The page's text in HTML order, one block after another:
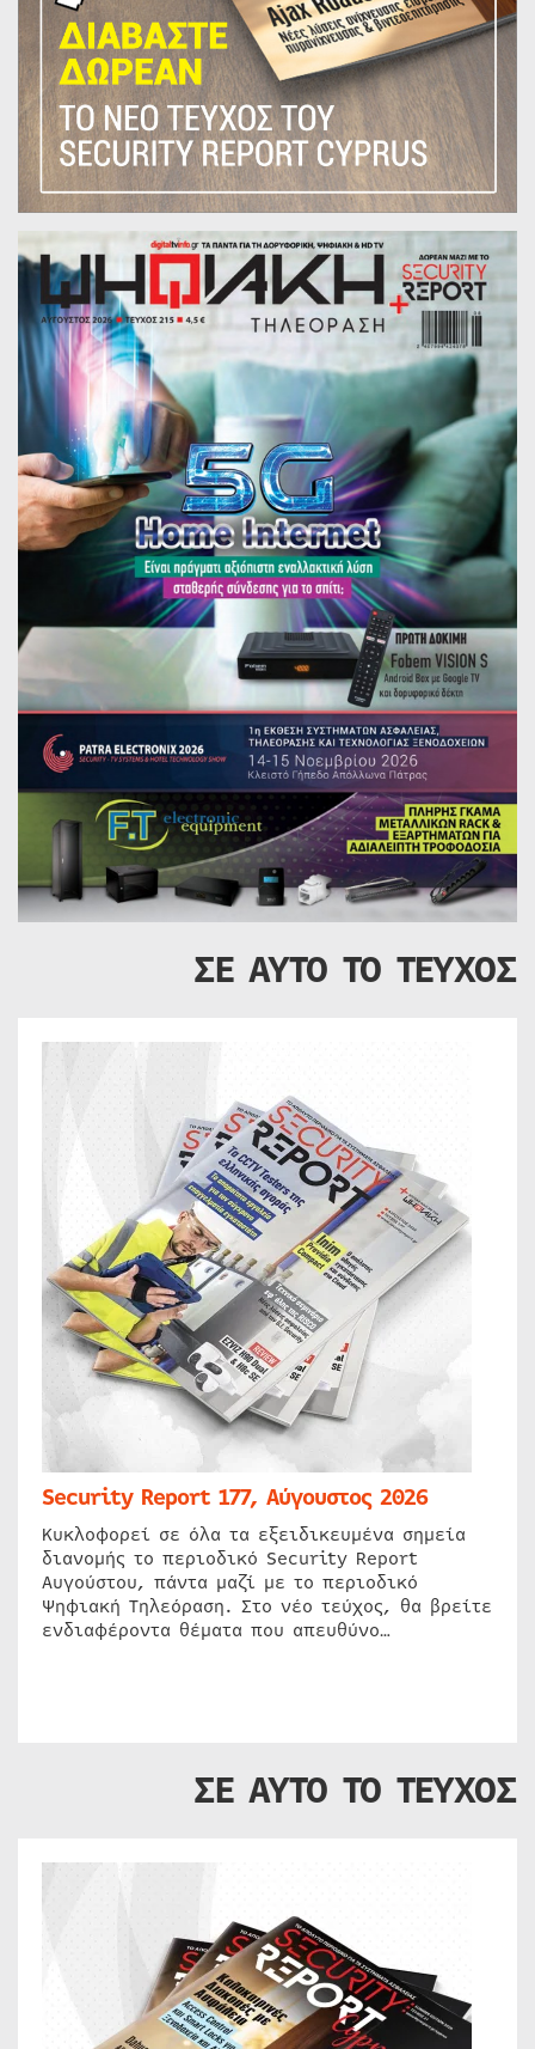
ΣΕ ΑΥΤΟ ΤΟ ΤΕΥΧΟΣ
Security Report 177, Αύγουστος 2026
Κυκλοφορεί σε όλα τα εξειδικευμένα σημεία
διανομής το περιοδικό Security Report
Αυγούστου, πάντα μαζί με το περιοδικό
Ψηφιακή Τηλεόραση. Στο νέο τεύχος, θα βρείτε
ενδιαφέροντα θέματα που απευθύνο…
ΣΕ ΑΥΤΟ ΤΟ ΤΕΥΧΟΣ